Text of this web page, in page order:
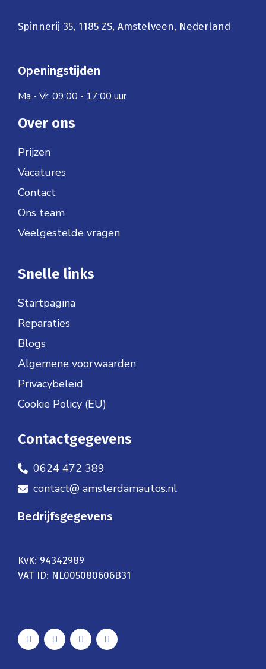
Spinnerij 35, 1185 ZS, Amstelveen, Nederland
Openingstijden
Ma - Vr: 09:00 - 17:00 uur
Over ons
Prijzen
Vacatures
Contact
Ons team
Veelgestelde vragen
Snelle links
Startpagina
Reparaties
Blogs
Algemene voorwaarden
Privacybeleid
Cookie Policy (EU)
Contactgegevens
0624 472 389
contact@ amsterdamautos.nl
Bedrijfsgegevens
KvK: 94342989
VAT ID: NL005080606B31